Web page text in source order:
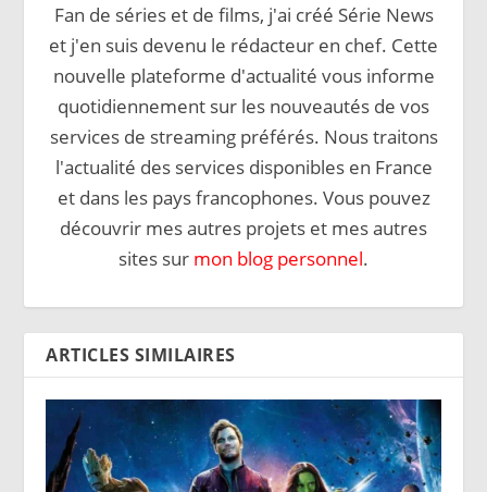
Fan de séries et de films, j'ai créé Série News
et j'en suis devenu le rédacteur en chef. Cette
nouvelle plateforme d'actualité vous informe
quotidiennement sur les nouveautés de vos
services de streaming préférés. Nous traitons
l'actualité des services disponibles en France
et dans les pays francophones. Vous pouvez
découvrir mes autres projets et mes autres
sites sur mon blog personnel.
ARTICLES SIMILAIRES